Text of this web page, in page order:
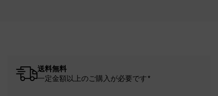
送料無料
一定金額以上のご購入が必要です*